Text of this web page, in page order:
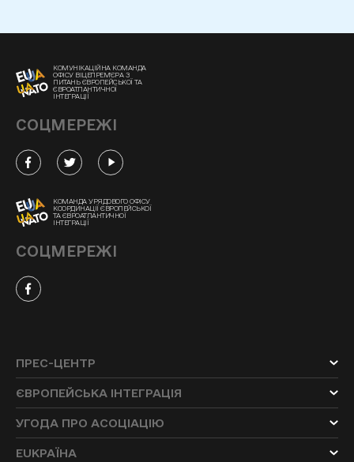
КОМУНІКАЦІЙНА КОМАНДА
ОФІСУ ВІЦЕПРЕМ'ЄРА З
ПИТАНЬ ЄВРОПЕЙСЬКОЇ ТА
ЄВРОАТЛАНТИЧНОЇ
ІНТЕГРАЦІЇ
СОЦМЕРЕЖІ
КОМАНДА УРЯДОВОГО ОФІСУ
КООРДИНАЦІЇ ЄВРОПЕЙСЬКОЇ
ТА ЄВРОАТЛАНТИЧНОЇ
ІНТЕГРАЦІЇ
СОЦМЕРЕЖІ
ПРЕС-ЦЕНТР
ЄВРОПЕЙСЬКА ІНТЕГРАЦІЯ
УГОДА ПРО АСОЦІАЦІЮ
EUKРАЇНА